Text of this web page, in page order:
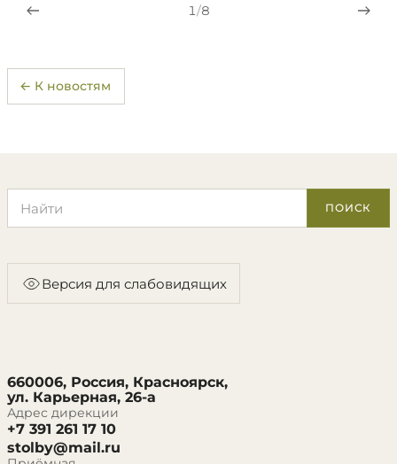
1/8
← К новостям
ПОИСК
Версия для слабовидящих
660006, Россия, Красноярск,
ул. Карьерная, 26-а
Адрес дирекции
+7 391 261 17 10
stolby@mail.ru